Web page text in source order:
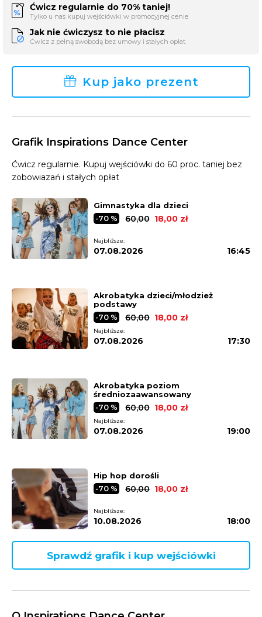
Ćwicz regularnie do 70% taniej!
Tylko u nas kupuj wejściówki w promocyjnej cenie
Jak nie ćwiczysz to nie płacisz
Ćwicz z pełną swobodą bez umowy i stałych opłat
Kup jako prezent
Grafik Inspirations Dance Center
Ćwicz regularnie. Kupuj wejściówki do 60 proc. taniej bez
zobowiazań i stałych opłat
Gimnastyka dla dzieci
-70 % 60,00 18,00 zł
Najbliższe:
07.08.2026 16:45
Akrobatyka dzieci/młodzież
podstawy
-70 % 60,00 18,00 zł
Najbliższe:
07.08.2026 17:30
Akrobatyka poziom
średniozaawansowany
-70 % 60,00 18,00 zł
Najbliższe:
07.08.2026 19:00
Hip hop dorośli
-70 % 60,00 18,00 zł
Najbliższe:
10.08.2026 18:00
Sprawdź grafik i kup wejściówki